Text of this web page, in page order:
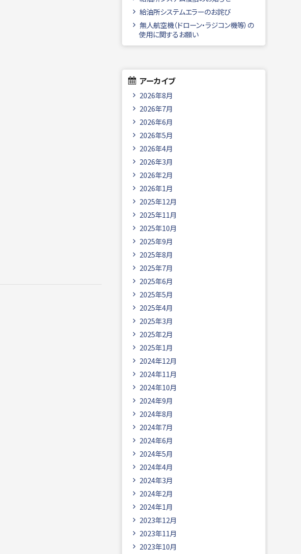
給油所システムエラーのお詫び
無人航空機（ドローン・ラジコン機等）の
使用に関するお願い
アーカイブ
2026年8月
2026年7月
2026年6月
2026年5月
2026年4月
2026年3月
2026年2月
2026年1月
2025年12月
2025年11月
2025年10月
2025年9月
2025年8月
2025年7月
2025年6月
2025年5月
2025年4月
2025年3月
2025年2月
2025年1月
2024年12月
2024年11月
2024年10月
2024年9月
2024年8月
2024年7月
2024年6月
2024年5月
2024年4月
2024年3月
2024年2月
2024年1月
2023年12月
2023年11月
2023年10月